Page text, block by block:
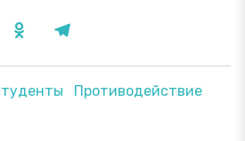
Противодействие